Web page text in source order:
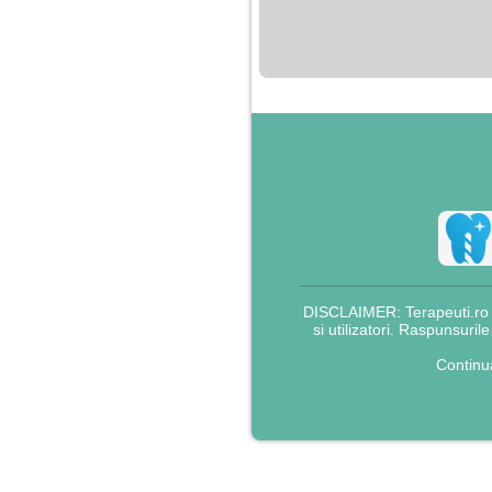
pentru bani.
DISCLAIMER:
si utilizatori.